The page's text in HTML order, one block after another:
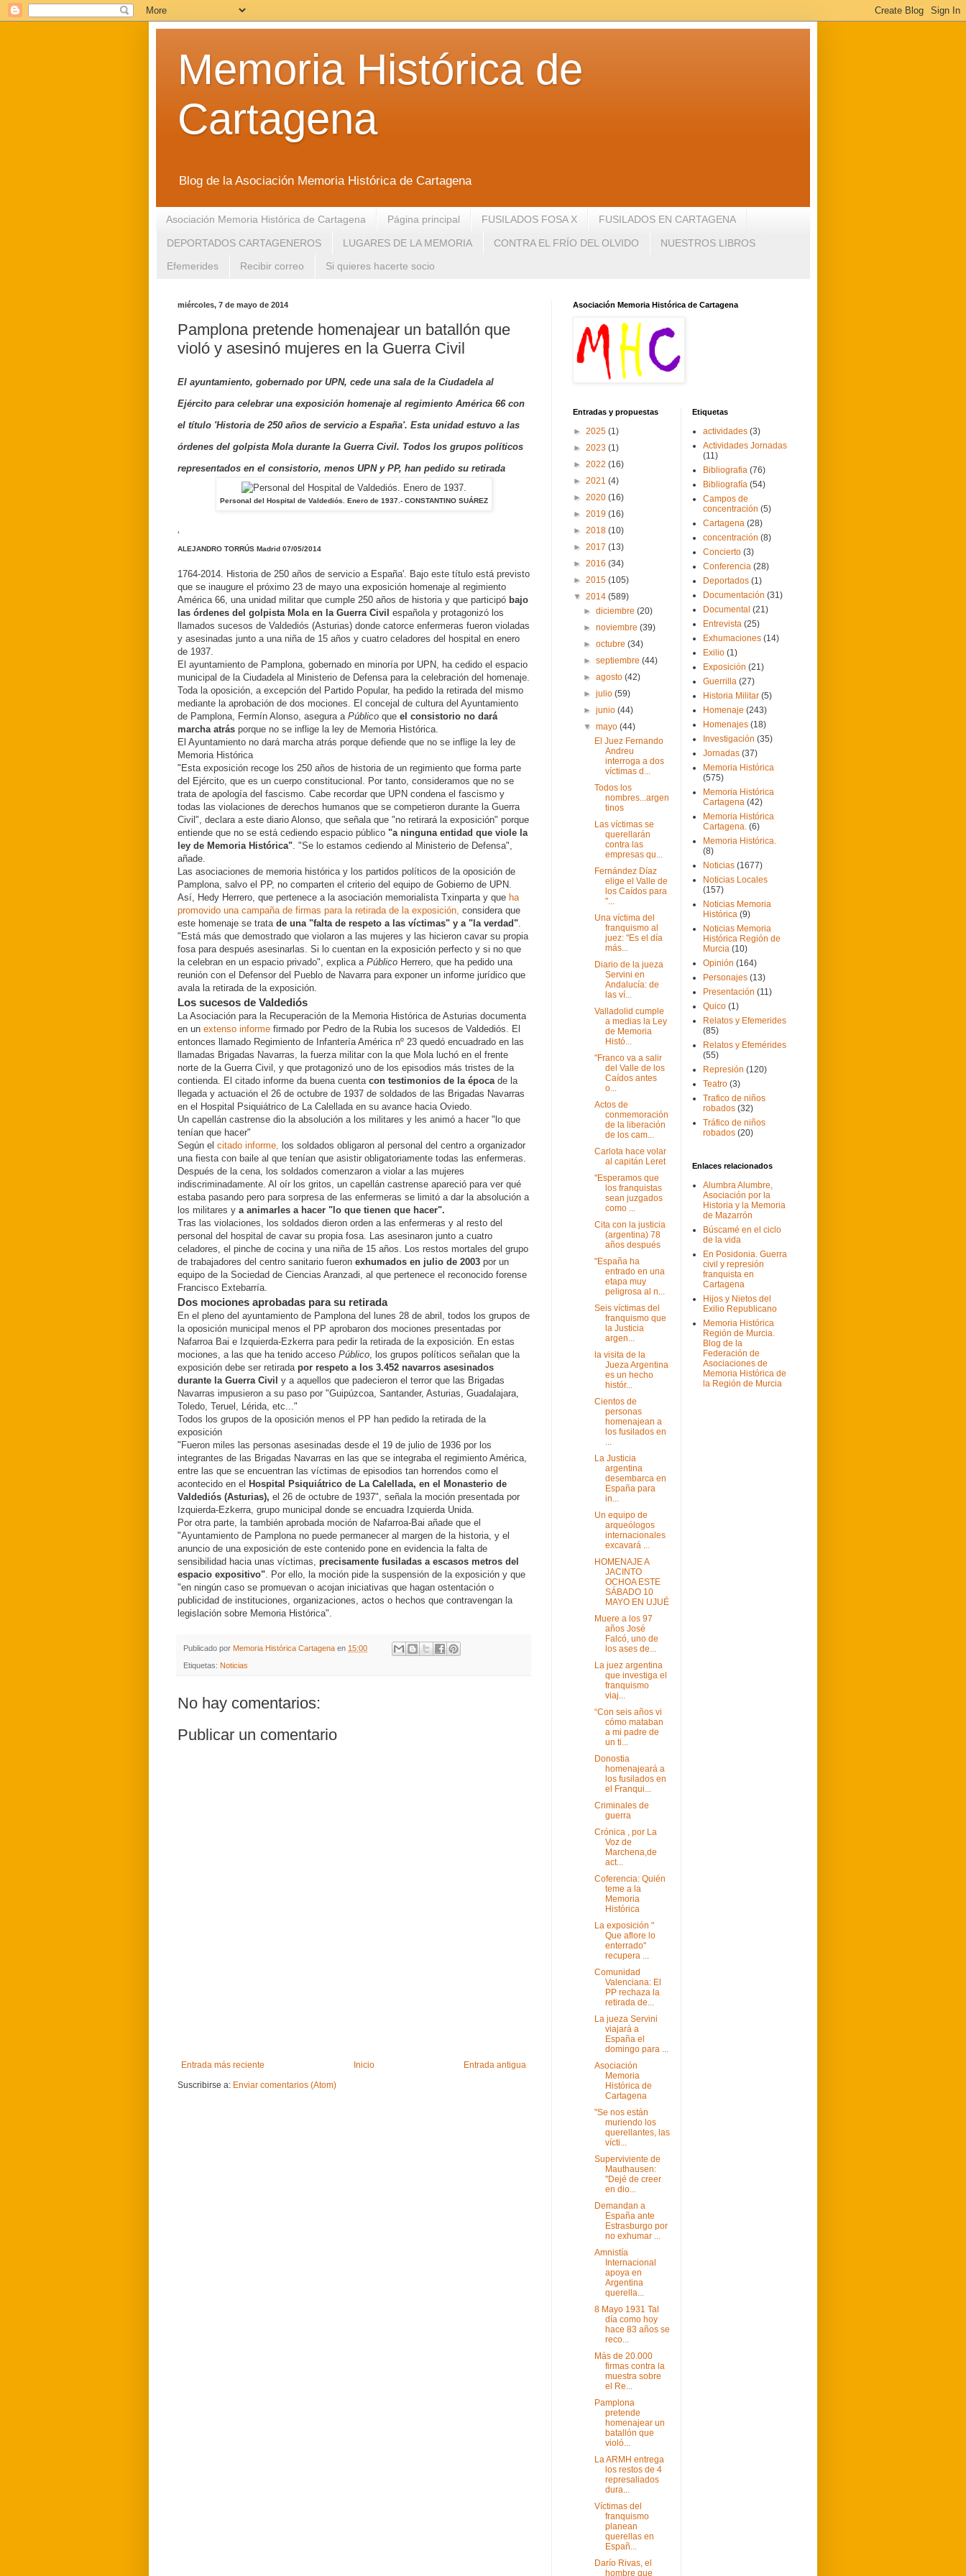
Memoria Histórica de
Cartagena
Blog de la Asociación Memoria Histórica de Cartagena
Asociación Memoria Histórica de Cartagena Página principal FUSILADOS FOSA X FUSILADOS EN CARTAGENA
DEPORTADOS CARTAGENEROS LUGARES DE LA MEMORIA CONTRA EL FRÍO DEL OLVIDO NUESTROS LIBROS
Efemerides Recibir correo Si quieres hacerte socio
miércoles, 7 de mayo de 2014
Pamplona pretende homenajear un batallón que
violó y asesinó mujeres en la Guerra Civil
El ayuntamiento, gobernado por UPN, cede una sala de la Ciudadela al
Ejército para celebrar una exposición homenaje al regimiento América 66 con
el título 'Historia de 250 años de servicio a España'. Esta unidad estuvo a las
órdenes del golpista Mola durante la Guerra Civil. Todos los grupos políticos
representados en el consistorio, menos UPN y PP, han pedido su retirada
Personal del Hospital de Valdediós. Enero de 1937.- CONSTANTINO SUÁREZ
‘
ALEJANDRO TORRÚS Madrid 07/05/2014
1764-2014. Historia de 250 años de servicio a España'. Bajo este título está previsto
que se inaugure el próximo 23 de mayo una exposición homenaje al regimiento
América 66, una unidad militar que cumple 250 años de historia y que participó bajo
las órdenes del golpista Mola en la Guerra Civil española y protagonizó los
llamados sucesos de Valdediós (Asturias) donde catorce enfermeras fueron violadas
y asesinadas junto a una niña de 15 años y cuatro celadores del hospital en enero
de 1937.
El ayuntamiento de Pamplona, gobernado en minoría por UPN, ha cedido el espacio
municipal de la Ciudadela al Ministerio de Defensa para la celebración del homenaje.
Toda la oposición, a excepción del Partido Popular, ha pedido la retirada del mismo
mediante la aprobación de dos mociones. El concejal de cultura del Ayuntamiento
de Pamplona, Fermín Alonso, asegura a Público que el consistorio no dará
marcha atrás porque no se inflige la ley de Memoria Histórica.
El Ayuntamiento no dará marcha atrás porque defiende que no se inflige la ley de
Memoria Histórica
"Esta exposición recoge los 250 años de historia de un regimiento que forma parte
del Ejército, que es un cuerpo constitucional. Por tanto, consideramos que no se
trata de apología del fascismo. Cabe recordar que UPN condena el fascismo y
todas las violaciones de derechos humanos que se competieron durante la Guerra
Civil", declara a este diario Alonso, que señala que "no retirará la exposición" porque
entiende que no se está cediendo espacio público "a ninguna entidad que viole la
ley de Memoria Histórica". "Se lo estamos cediendo al Ministerio de Defensa",
añade.
Las asociaciones de memoria histórica y los partidos políticos de la oposición de
Pamplona, salvo el PP, no comparten el criterio del equipo de Gobierno de UPN.
Así, Hedy Herrero, que pertenece a la asociación memorialista Txinparta y que ha
promovido una campaña de firmas para la retirada de la exposición, considera que
este homenaje se tratade una "falta de respeto a las víctimas" y a "la verdad".
"Está más que demostrado que violaron a las mujeres y las hicieron cavar su propia
fosa para después asesinarlas. Si lo cuentan en la exposición perfecto y si no que
la celebran en un espacio privado", explica a Público Herrero, que ha pedido una
reunión con el Defensor del Pueblo de Navarra para exponer un informe jurídico que
avala la retirada de la exposición.
Los sucesos de Valdediós
La Asociación para la Recuperación de la Memoria Histórica de Asturias documenta
en un extenso informe firmado por Pedro de la Rubia los sucesos de Valdediós. El
entonces llamado Regimiento de Infantería América nº 23 quedó encuadrado en las
llamadas Brigadas Navarras, la fuerza militar con la que Mola luchó en el frente
norte de la Guerra Civil, y que protagonizó uno de los episodios más tristes de la
contienda. El citado informe da buena cuentacon testimonios de la épocade la
llegada y actuación el 26 de octubre de 1937 de soldados de las Brigadas Navarras
en el Hospital Psiquiátrico de La Calellada en su avance hacia Oviedo.
Un capellán castrense dio la absolución a los militares y les animó a hacer "lo que
tenían que hacer"
Según el citado informe, los soldados obligaron al personal del centro a organizador
una fiesta con baile al que tenían que asistir obligatoriamente todas las enfermeras.
Después de la cena, los soldados comenzaron a violar a las mujeres
indiscriminadamente. Al oír los gritos, un capellán castrense apareció para ver qué
estaba pasando pero para sorpresa de las enfermeras se limitó a dar la absolución a
los militares y a animarles a hacer "lo que tienen que hacer".
Tras las violaciones, los soldados dieron orden a las enfermeras y al resto del
personal del hospital de cavar su propia fosa. Las asesinaron junto a cuatro
celadores, el pinche de cocina y una niña de 15 años. Los restos mortales del grupo
de trabajadores del centro sanitario fueron exhumados en julio de 2003 por un
equipo de la Sociedad de Ciencias Aranzadi, al que pertenece el reconocido forense
Francisco Extebarría.
Dos mociones aprobadas para su retirada
En el pleno del ayuntamiento de Pamplona del lunes 28 de abril, todos los grupos de
la oposición municipal menos el PP aprobaron dos mociones presentadas por
Nafarroa Bai e Izquierda-Ezkerra para pedir la retirada de la exposición. En estas
mociones, a las que ha tenido acceso Público, los grupos políticos señalan que la
exposición debe ser retirada por respeto a los 3.452 navarros asesinados
durante la Guerra Civil y a aquellos que padecieron el terror que las Brigadas
Navarras impusieron a su paso por "Guipúzcoa, Santander, Asturias, Guadalajara,
Toledo, Teruel, Lérida, etc..."
Todos los grupos de la oposición menos el PP han pedido la retirada de la
exposición
"Fueron miles las personas asesinadas desde el 19 de julio de 1936 por los
integrantes de las Brigadas Navarras en las que se integraba el regimiento América,
entre las que se encuentran las víctimas de episodios tan horrendos como el
acontecido en el Hospital Psiquiátrico de La Calellada, en el Monasterio de
Valdediós (Asturias), el 26 de octubre de 1937", señala la moción presentada por
Izquierda-Ezkerra, grupo municipal donde se encuadra Izquierda Unida.
Por otra parte, la también aprobada moción de Nafarroa-Bai añade que el
"Ayuntamiento de Pamplona no puede permanecer al margen de la historia, y el
anuncio de una exposición de este contenido pone en evidencia la falta de
sensibilidad hacia unas víctimas, precisamente fusiladas a escasos metros del
espacio expositivo". Por ello, la moción pide la suspensión de la exposición y que
"en ningún caso se promuevan o acojan iniciativas que hagan ostentación o
publicidad de instituciones, organizaciones, actos o hechos que contravengan la
legislación sobre Memoria Histórica".
Publicado por Memoria Histórica Cartagena en 15:00
Etiquetas: Noticias
No hay comentarios:
Publicar un comentario
Entrada más reciente Entrada antigua
Inicio
Suscribirse a: Enviar comentarios (Atom)
Asociación Memoria Histórica de Cartagena
Entradas y propuestas
► 2025 (1)
► 2023 (1)
► 2022 (16)
► 2021 (4)
► 2020 (16)
► 2019 (16)
► 2018 (10)
► 2017 (13)
► 2016 (34)
► 2015 (105)
▼ 2014 (589)
►diciembre(20)
►noviembre(39)
►octubre(34)
►septiembre(44)
►agosto(42)
►julio(59)
►junio(44)
▼mayo(44)
El Juez Fernando
Andreu
interroga a dos
víctimas d...
Todos los
nombres...argen
tinos
Las víctimas se
querellarán
contra las
empresas qu...
Fernández Díaz
elige el Valle de
los Caídos para
"...
Una víctima del
franquismo al
juez: "Es el día
más...
Diario de la jueza
Servini en
Andalucía: de
las ví...
Valladolid cumple
a medias la Ley
de Memoria
Histó...
"Franco va a salir
del Valle de los
Caídos antes
o...
Actos de
conmemoración
de la liberación
de los cam...
Carlota hace volar
al capitán Leret
"Esperamos que
los franquistas
sean juzgados
como ...
Cita con la justicia
(argentina) 78
años después
"España ha
entrado en una
etapa muy
peligrosa al n...
Seis víctimas del
franquismo que
la Justicia
argen...
la visita de la
Jueza Argentina
es un hecho
histór...
Cientos de
personas
homenajean a
los fusilados en
La Justicia
argentina
desembarca en
España para
in...
Un equipo de
arqueólogos
internacionales
excavará ...
HOMENAJE A
JACINTO
OCHOA ESTE
SÁBADO 10
MAYO EN UJUÉ
Muere a los 97
años José
Falcó, uno de
los ases de...
La juez argentina
que investiga el
franquismo
viaj...
“Con seis años vi
cómo mataban
a mi padre de
un ti...
Donostia
homenajeará a
los fusilados en
el Franqui...
Criminales de
guerra
Crónica , por La
Voz de
Marchena,de
act...
Coferencia: Quién
teme a la
Memoria
Histórica
La exposición "
Que aflore lo
enterrado"
recupera ...
Comunidad
Valenciana: El
PP rechaza la
retirada de...
La jueza Servini
viajará a
España el
domingo para ...
Asociación
Memoria
Histórica de
Cartagena
"Se nos están
muriendo los
querellantes, las
vícti...
Superviviente de
Mauthausen:
"Dejé de creer
en dio...
Demandan a
España ante
Estrasburgo por
no exhumar ...
Amnistía
Internacional
apoya en
Argentina
querella...
8 Mayo 1931 Tal
día como hoy
hace 83 años se
reco...
Más de 20.000
firmas contra la
muestra sobre
el Re...
Pamplona
pretende
homenajear un
batallón que
violó...
La ARMH entrega
los restos de 4
represaliados
dura...
Víctimas del
franquismo
planean
querellas en
Españ...
Darío Rivas, el
hombre que
Etiquetas
actividades (3)
Actividades Jornadas
(11)
Bibliografia (76)
Bibliografía (54)
Campos de
concentración (5)
Cartagena (28)
concentración (8)
Concierto (3)
Conferencia (28)
Deportados (1)
Documentación (31)
Documental (21)
Entrevista (25)
Exhumaciones (14)
Exilio (1)
Exposición (21)
Guerrilla (27)
Historia Militar (5)
Homenaje (243)
Homenajes (18)
Investigación (35)
Jornadas (37)
Memoria Histórica
(575)
Memoria Histórica
Cartagena (42)
Memoria Histórica
Cartagena. (6)
Memoria Histórica.
(8)
Noticias (1677)
Noticias Locales
(157)
Noticias Memoria
Histórica (9)
Noticias Memoria
Histórica Región de
Murcia (10)
Opinión (164)
Personajes (13)
Presentación (11)
Quico (1)
Relatos y Efemerides
(85)
Relatos y Efemérides
(55)
Represión (120)
Teatro (3)
Trafico de niños
robados (32)
Tráfico de niños
robados (20)
Enlaces relacionados
Alumbra Alumbre,
Asociación por la
Historia y la Memoria
de Mazarrón
Búscamé en el ciclo
de la vida
En Posidonia. Guerra
civil y represión
franquista en
Cartagena
Hijos y Nietos del
Exilio Republicano
Memoria Histórica
Región de Murcia.
Blog de la
Federación de
Asociaciones de
Memoria Histórica de
la Región de Murcia